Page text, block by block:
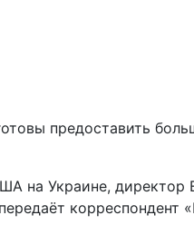
предоставить
на Украине, директор
корреспондент